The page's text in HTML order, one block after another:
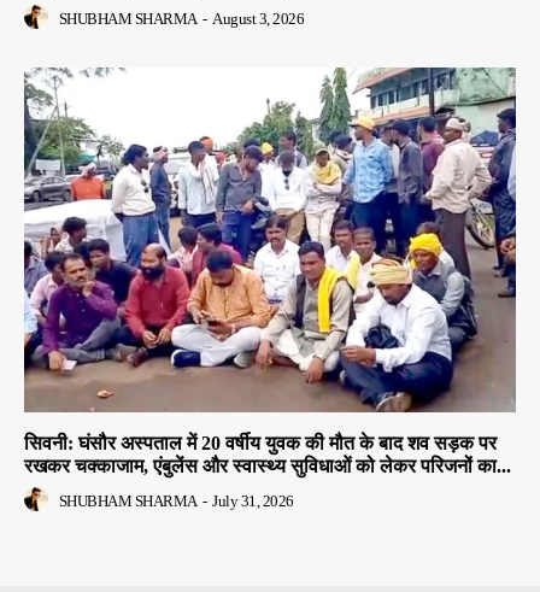
SHUBHAM SHARMA - August 3, 2026
सिवनी: घंसौर अस्पताल में 20 वर्षीय युवक की मौत के बाद शव सड़क पर
रखकर चक्काजाम, एंबुलेंस और स्वास्थ्य सुविधाओं को लेकर परिजनों का...
SHUBHAM SHARMA - July 31, 2026